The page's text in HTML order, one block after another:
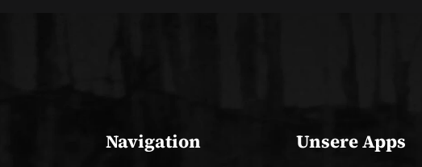
Navigation Unsere Apps